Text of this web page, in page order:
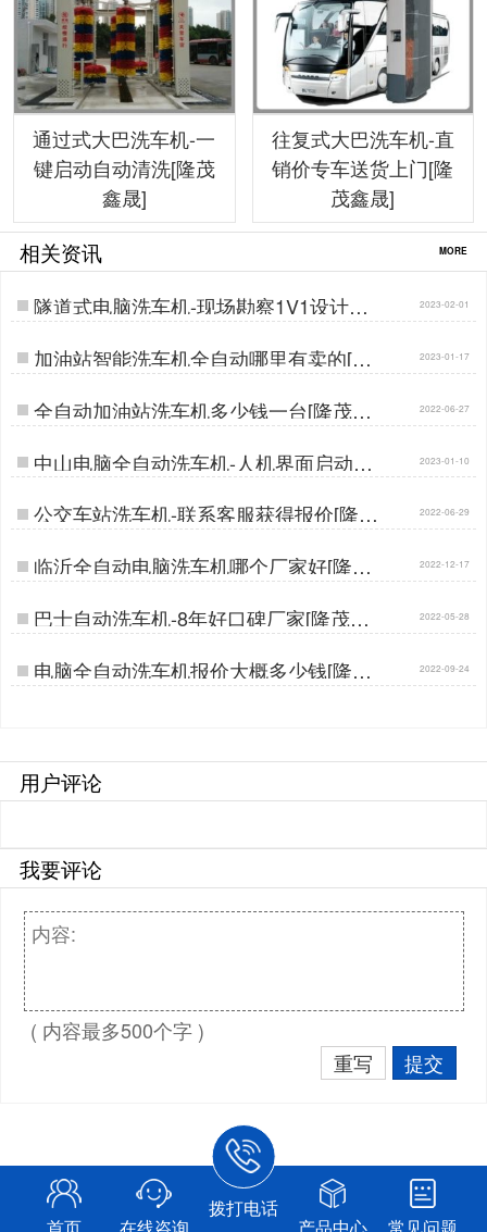
通过式大巴洗车机-一
键启动自动清洗[隆茂
鑫晟]
往复式大巴洗车机-直
销价专车送货上门[隆
茂鑫晟]
相关资讯 MORE
隧道式电脑洗车机-现场勘察1V1设计方
案[隆茂鑫晟]…
2023-02-01
加油站智能洗车机全自动哪里有卖的[隆
茂鑫晟]…
2023-01-17
全自动加油站洗车机多少钱一台[隆茂鑫
晟]…
2022-06-27
中山电脑全自动洗车机-人机界面启动自
动清洗[隆茂鑫晟]…
2023-01-10
公交车站洗车机-联系客服获得报价[隆茂
鑫晟]…
2022-06-29
临沂全自动电脑洗车机哪个厂家好[隆茂
鑫晟]…
2022-12-17
巴士自动洗车机-8年好口碑厂家[隆茂鑫
晟]…
2022-05-28
电脑全自动洗车机报价大概多少钱[隆茂
鑫晟]…
2022-09-24
用户评论
我要评论
( 内容最多500个字 )
重写
提交
首页 在线咨询
拨打电话
产品中心
常见问题